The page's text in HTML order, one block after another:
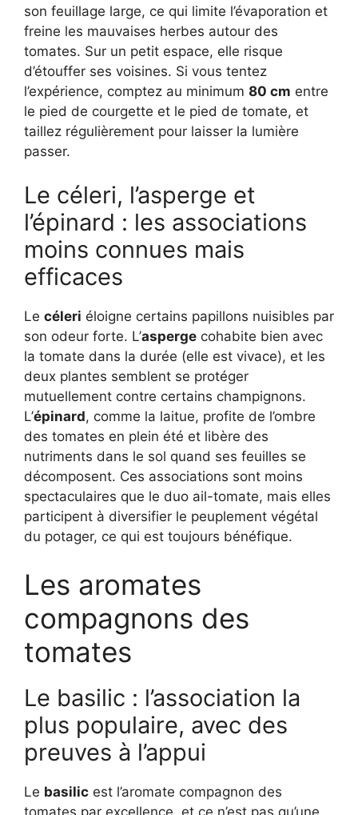
son feuillage large, ce qui limite l’évaporation et
freine les mauvaises herbes autour des
tomates. Sur un petit espace, elle risque
d’étouffer ses voisines. Si vous tentez
l’expérience, comptez au minimum 80 cm entre
le pied de courgette et le pied de tomate, et
taillez régulièrement pour laisser la lumière
passer.
Le céleri, l’asperge et
l’épinard : les associations
moins connues mais
efficaces
Le céleri éloigne certains papillons nuisibles par
son odeur forte. L’asperge cohabite bien avec
la tomate dans la durée (elle est vivace), et les
deux plantes semblent se protéger
mutuellement contre certains champignons.
L’épinard, comme la laitue, profite de l’ombre
des tomates en plein été et libère des
nutriments dans le sol quand ses feuilles se
décomposent. Ces associations sont moins
spectaculaires que le duo ail-tomate, mais elles
participent à diversifier le peuplement végétal
du potager, ce qui est toujours bénéfique.
Les aromates
compagnons des
tomates
Le basilic : l’association la
plus populaire, avec des
preuves à l’appui
Le basilic est l’aromate compagnon des
tomates par excellence, et ce n’est pas qu’une